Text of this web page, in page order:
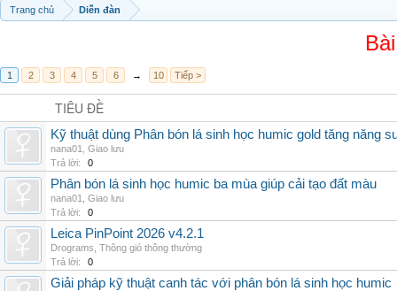
Trang chủ Diễn đàn
1 2 3 4 5 6 → 10 Tiếp >
TIÊU ĐỀ
Kỹ thuật dùng Phân bón lá sinh học humic gold tăng năng
nana01
Giao lưu
Trả lời:
0
Phân bón lá sinh học humic ba mùa giúp cải tạo đất màu
nana01
Giao lưu
Trả lời:
0
Leica PinPoint 2026 v4.2.1
Drograms Thông gió thông thường
Trả lời:
0
Giải pháp kỹ thuật canh tác với phân bón lá sinh học humic